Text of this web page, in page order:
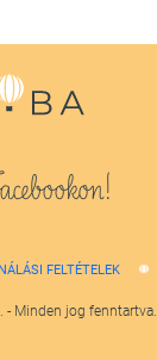
FELTÉTELEK
Minden jog fenntartva.